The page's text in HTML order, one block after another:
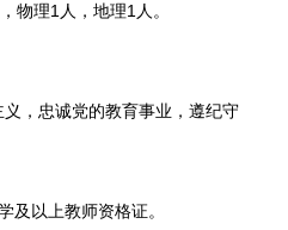
物理1人，地理1人。
，忠诚党的教育事业，遵纪守
及以上教师资格证。